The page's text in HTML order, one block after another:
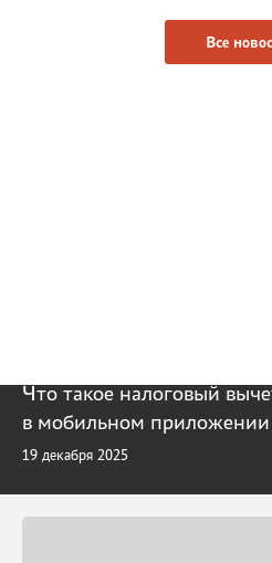
Все
Что такое налоговый
в мобильном
19 декабря 2025